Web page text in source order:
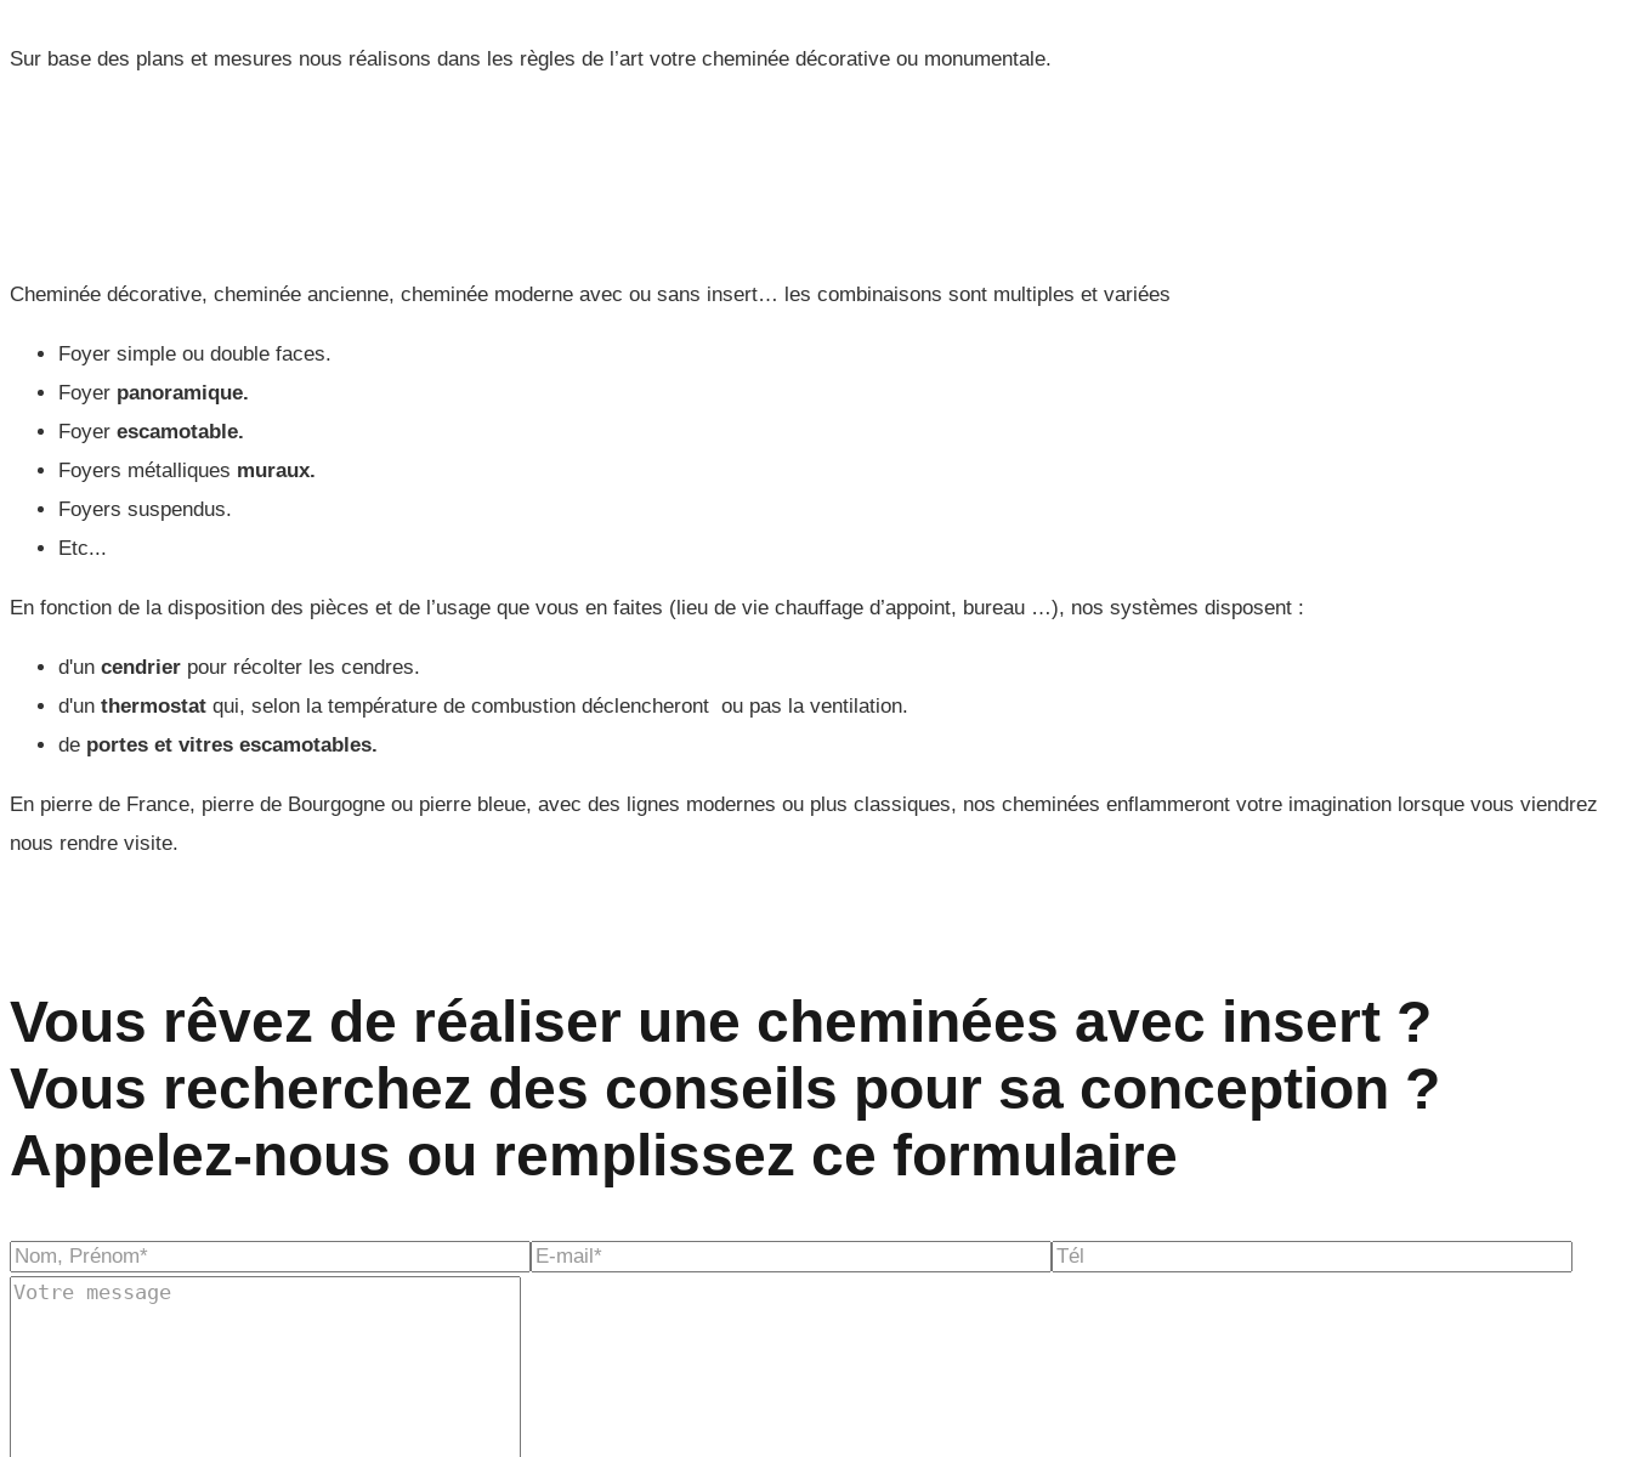
Sur base des plans et mesures nous réalisons dans les règles de l’art votre cheminée décorative ou monumentale.
Cheminée décorative, cheminée ancienne, cheminée moderne avec ou sans insert… les combinaisons sont multiples et variées
Foyer simple ou double faces.
Foyer panoramique.
Foyer escamotable.
Foyers métalliques muraux.
Foyers suspendus.
Etc...
En fonction de la disposition des pièces et de l’usage que vous en faites (lieu de vie chauffage d’appoint, bureau …), nos systèmes disposent :
d'un cendrier pour récolter les cendres.
d'un thermostat qui, selon la température de combustion déclencheront ou pas la ventilation.
de portes et vitres escamotables.
En pierre de France, pierre de Bourgogne ou pierre bleue, avec des lignes modernes ou plus classiques, nos cheminées enflammeront votre imagination lorsque vous viendrez
nous rendre visite.
Vous rêvez de réaliser une cheminées avec insert ?
Vous recherchez des conseils pour sa conception ?
Appelez-nous ou remplissez ce formulaire